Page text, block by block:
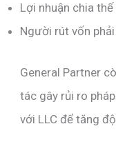
Lợi nhuận chia thế
Người rút vốn
General Partner
tác gây rủi ro
với LLC để tăng